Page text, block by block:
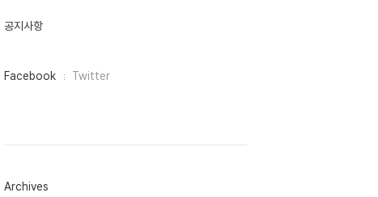
공지사항
페
그
Facebook Twitter
Archives